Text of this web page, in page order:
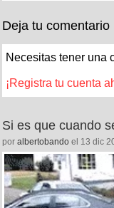
Deja tu comentario
Necesitas tener una
¡Registra tu cuenta
Si es que cuando
por albertobando el 13 dic